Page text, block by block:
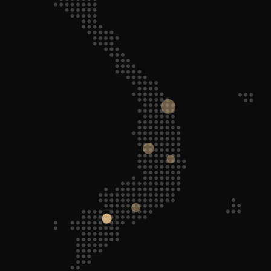
024 3399 6058
Từ thứ 2 đến thứ 6 (8:30 - 17:00)
KÖCHER BẾP EUROKITS
486 Kim Giang, Thanh Trì, Hà Nội
Từ thứ 2 đến thứ 6 (8:30 - 17:00)
KÖCHER BẾP HÀ THẢO
Minh Khai, Hoàng Mai, Hà Nội
024 3399 6058
Từ thứ 2 đến thứ 6 (8:30 - 17:00)